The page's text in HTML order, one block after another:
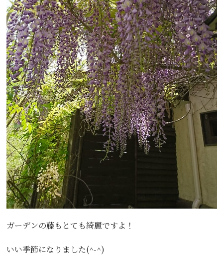
ガーデンの藤もとても綺麗ですよ！
いい季節になりました(^-^)